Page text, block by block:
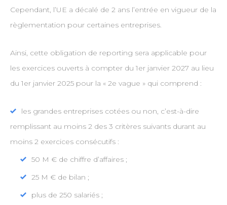
Cependant, l’UE a décalé de 2 ans l’entrée en vigueur de la
règlementation pour certaines entreprises.
Ainsi, cette obligation de reporting sera applicable pour
les exercices ouverts à compter du 1er janvier 2027 au lieu
du 1er janvier 2025 pour la « 2e vague » qui comprend :
les grandes entreprises cotées ou non, c’est-à-dire
remplissant au moins 2 des 3 critères suivants durant au
moins 2 exercices consécutifs :
50 M € de chiffre d’affaires ;
25 M € de bilan ;
plus de 250 salariés ;